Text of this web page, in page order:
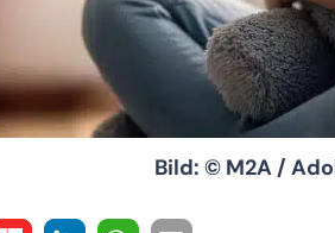
Bild: © M2A /